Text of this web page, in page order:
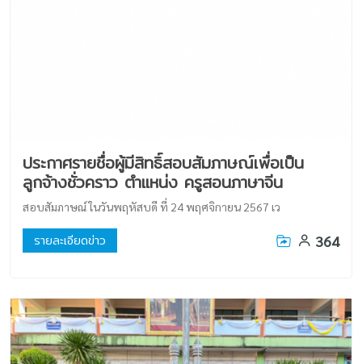
ประกาศรายชื่อผู้มีสิทธิ์สอบสัมภาษณ์เพื่อเป็น
ลูกจ้างชั่วคราว ตำแหน่ง ครูสอนภาษาจีน
สอบสัมภาษณ์ ในวันพฤหัสบดี ที่ 24 พฤศจิกายน 2567 เว
รายละเอียดข่าว 364